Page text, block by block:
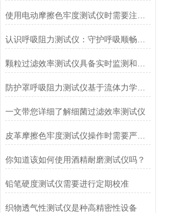
防护罩呼吸阻力测试仪基于流体力学与压力传感技术
一文带您详细了解细菌过滤效率测试仪
皮革摩擦色牢度测试仪操作时需要严格遵循规程
你知道该如何使用酒精耐磨测试仪吗？
铅笔硬度测试仪需要进行定期校准
织物透气性测试仪是种高精密性设备